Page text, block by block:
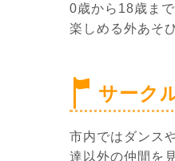
0歳から18歳ま
楽しめる外あそ
サーク
市内ではダンス
達以外の仲間を